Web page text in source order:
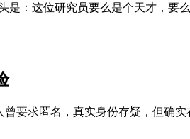
是：这位研究员要么是个天才，
要求匿名，真实身份存疑，但确